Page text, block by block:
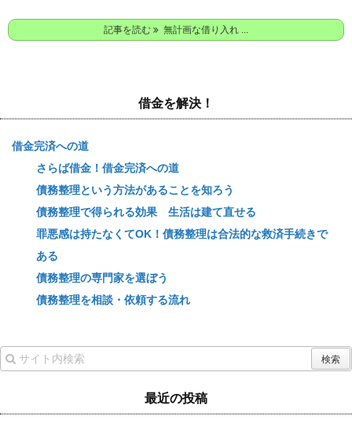
記事を読む 無計画な借り入れ ...
借金を解決！
借金完済への道
さらば借金！借金完済への道
債務整理という方法があることを知ろう
債務整理で得られる効果 生活は建て直せる
罪悪感は持たなくてOK！債務整理は合法的な救済手続きで
ある
債務整理の専門家を選ぼう
債務整理を相談・依頼する流れ
最近の投稿